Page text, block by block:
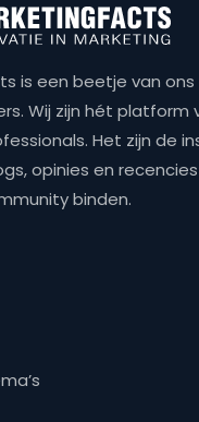
is een beetje van ons
Wij zijn hét platform
Het zijn de
opinies en
binden.